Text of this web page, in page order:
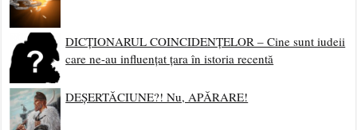
DICȚIONARUL COINCIDENȚELOR – Cine sunt iudeii
care ne-au influențat țara în istoria recentă
DEȘERTĂCIUNE?! Nu, APĂRARE!